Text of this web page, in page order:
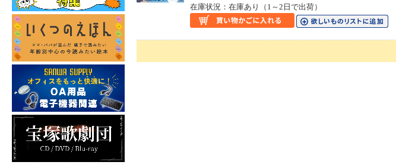
在庫状況：在庫あり（1～2日で出荷）